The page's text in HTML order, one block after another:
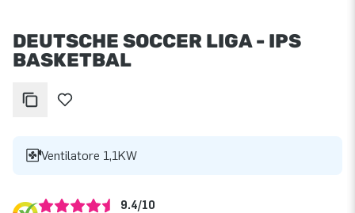
DEUTSCHE SOCCER LIGA - IPS
BASKETBAL
Ventilatore 1,1KW
9.4/10